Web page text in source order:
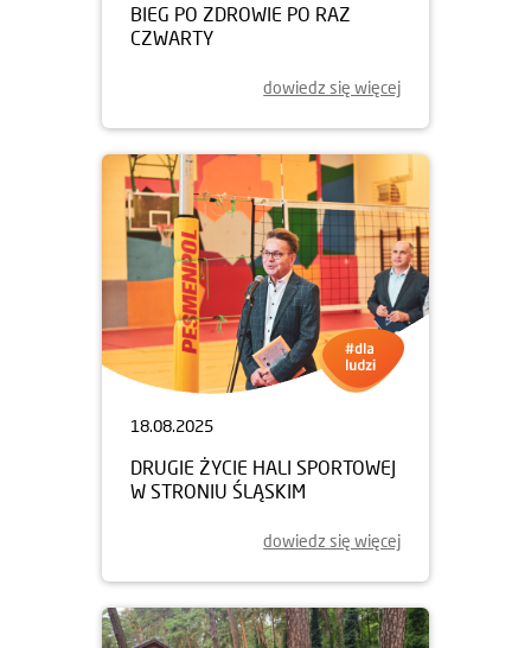
BIEG PO ZDROWIE PO RAZ
CZWARTY
dowiedz się więcej
18.08.2025
DRUGIE ŻYCIE HALI SPORTOWEJ
W STRONIU ŚLĄSKIM
dowiedz się więcej